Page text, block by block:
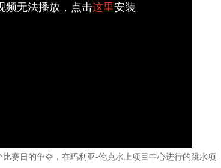
频无法播放，点击这里安装
日的争夺，在玛利亚-伦克水上项目中心进行的跳水项